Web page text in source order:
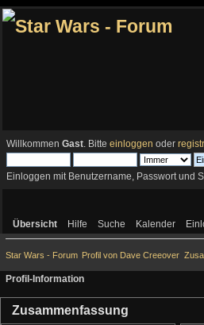
Willkommen Gast . Bitte einloggen oder
Einloggen mit Benutzername, Passwort und
Übersicht Hilfe Suche Kalender
Star Wars - Forum Profil von Dave Creeover
Profil-Information
Zusammenfassung